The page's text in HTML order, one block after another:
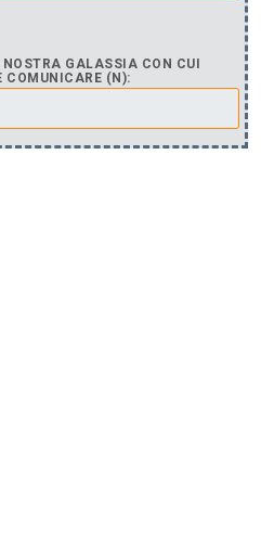
GALASSIA CON CUI
COMUNICARE (N):